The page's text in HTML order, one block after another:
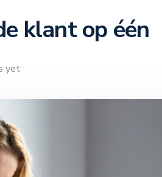
klant op één
yet